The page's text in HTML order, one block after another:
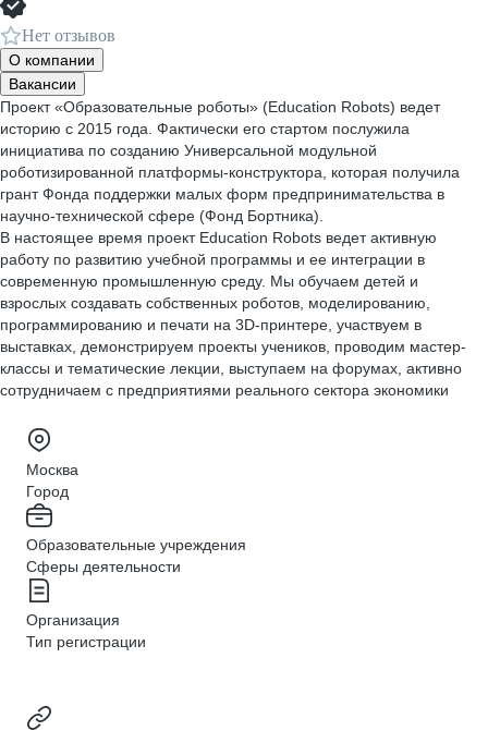
Нет отзывов
О компании
Вакансии
Проект «Образовательные роботы» (Education Robots) ведет
историю с 2015 года. Фактически его стартом послужила
инициатива по созданию Универсальной модульной
роботизированной платформы-конструктора, которая получила
грант Фонда поддержки малых форм предпринимательства в
научно-технической сфере (Фонд Бортника).
В настоящее время проект Education Robots ведет активную
работу по развитию учебной программы и ее интеграции в
современную промышленную среду. Мы обучаем детей и
взрослых создавать собственных роботов, моделированию,
программированию и печати на 3D-принтере, участвуем в
выставках, демонстрируем проекты учеников, проводим мастер-
классы и тематические лекции, выступаем на форумах, активно
сотрудничаем с предприятиями реального сектора экономики
Москва
Город
Образовательные учреждения
Сферы деятельности
Организация
Тип регистрации